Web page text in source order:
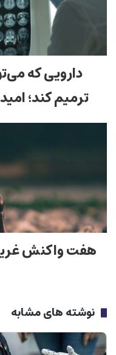
دارویی که
ترمیم کند؛
هفت واکنش
نوشته های مشابه